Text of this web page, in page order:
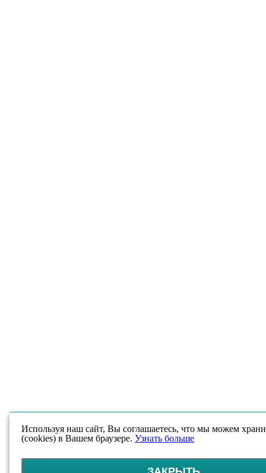
Используя наш сайт, Вы соглашаетесь, что мы можем
(cookies) в Вашем браузере. Узнать больше